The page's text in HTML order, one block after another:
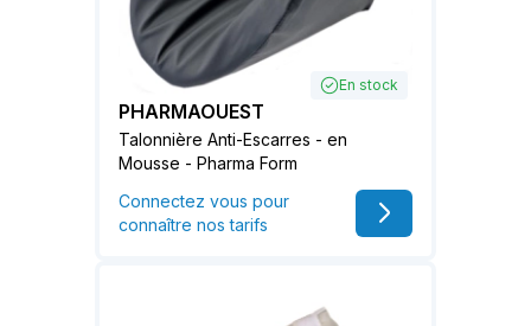
En stock
PHARMAOUEST
Talonnière Anti-Escarres - en
Mousse - Pharma Form
Connectez vous pour
connaître nos tarifs